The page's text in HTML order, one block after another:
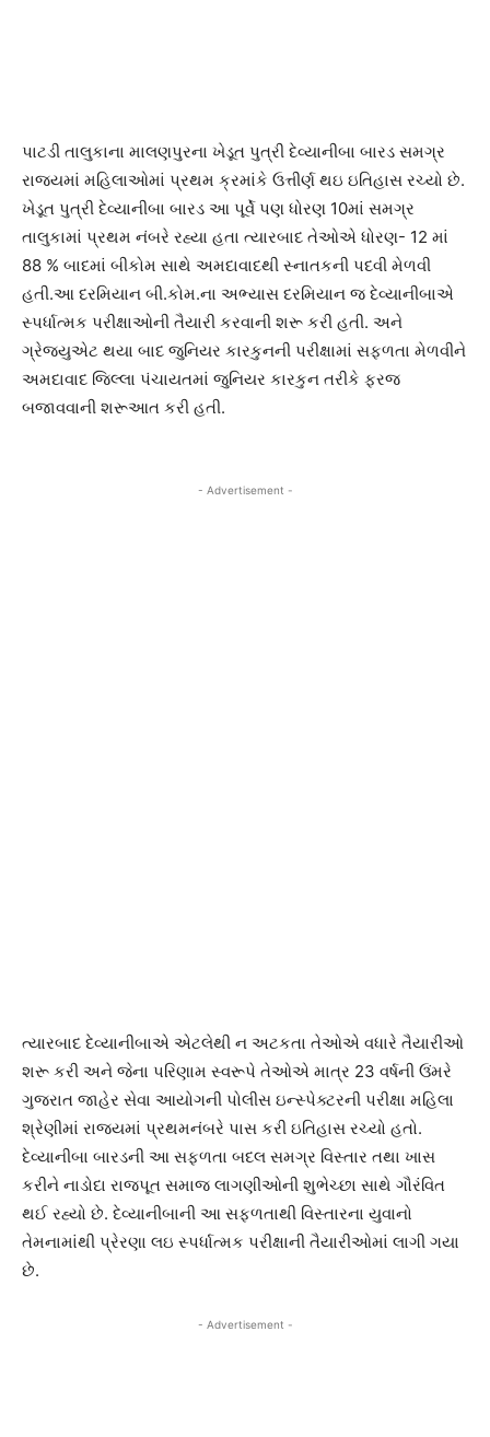
પાટડી તાલુકાના માલણપુરના ખેડૂત પુત્રી દેવ્યાનીબા બારડ સમગ્ર
રાજ્યમાં મહિલાઓમાં પ્રથમ ક્રમાંકે ઉત્તીર્ણ થઇ ઇતિહાસ રચ્યો છે.
ખેડૂત પુત્રી દેવ્યાનીબા બારડ આ પૂર્વે પણ ધોરણ 10માં સમગ્ર
તાલુકામાં પ્રથમ નંબરે રહ્યા હતા ત્યારબાદ તેઓએ ધોરણ- 12 માં
88 % બાદમાં બીકોમ સાથે અમદાવાદથી સ્નાતકની પદવી મેળવી
હતી.આ દરમિયાન બી.કોમ.ના અભ્યાસ દરમિયાન જ દેવ્યાનીબાએ
સ્પર્ધાત્મક પરીક્ષાઓની તૈયારી કરવાની શરૂ કરી હતી. અને
ગ્રેજ્યુએટ થયા બાદ જુનિયર કારકુનની પરીક્ષામાં સફળતા મેળવીને
અમદાવાદ જિલ્લા પંચાયતમાં જુનિયર કારકુન તરીકે ફરજ
બજાવવાની શરૂઆત કરી હતી.
- Advertisement -
ત્યારબાદ દેવ્યાનીબાએ એટલેથી ન અટકતા તેઓએ વધારે તૈયારીઓ
શરૂ કરી અને જેના પરિણામ સ્વરૂપે તેઓએ માત્ર 23 વર્ષની ઉંમરે
ગુજરાત જાહેર સેવા આયોગની પોલીસ ઇન્સ્પેક્ટરની પરીક્ષા મહિલા
શ્રેણીમાં રાજ્યમાં પ્રથમનંબરે પાસ કરી ઇતિહાસ રચ્યો હતો.
દેવ્યાનીબા બારડની આ સફળતા બદલ સમગ્ર વિસ્તાર તથા ખાસ
કરીને નાડોદા રાજપૂત સમાજ લાગણીઓની શુભેચ્છા સાથે ગૌરંવિત
થઈ રહ્યો છે. દેવ્યાનીબાની આ સફળતાથી વિસ્તારના યુવાનો
તેમનામાંથી પ્રેરણા લઇ સ્પર્ધાત્મક પરીક્ષાની તૈયારીઓમાં લાગી ગયા
છે.
- Advertisement -